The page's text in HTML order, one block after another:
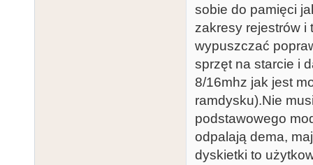
sobie do pamięci
zakresy rejestrów i
wypuszczać
sprzęt na starcie i
8/16mhz jak jest
ramdysku).Nie
podstawowego
odpalają dema,
dyskietki to